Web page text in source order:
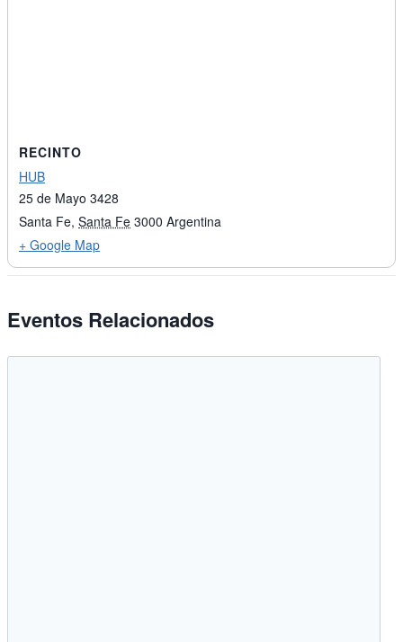
RECINTO
HUB
25 de Mayo 3428
Santa Fe, Santa Fe 3000 Argentina
+ Google Map
Eventos Relacionados